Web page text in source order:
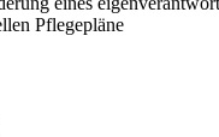
Pflegepläne